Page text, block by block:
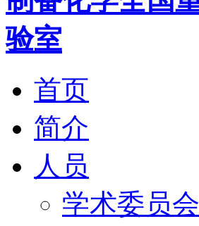
首页
简介
人员
学术委员会